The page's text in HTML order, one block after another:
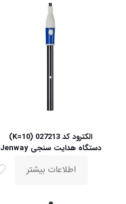
الکترود کد 027213 (K=10)
دستگاه هدایت سنجی Jenway
اطلاعات بیشتر